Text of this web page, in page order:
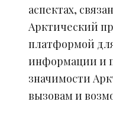
аспектах,
Арктический
платформой
информации и
значимости
вызовам и